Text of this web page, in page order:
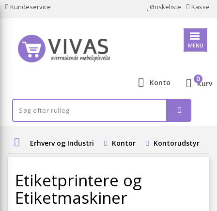
Kundeservice Ønskeliste Kasse
MENU
Konto Kurv
0
Erhverv og Industri Kontor Kontorudstyr
Etiketprintere og
Etiketmaskiner